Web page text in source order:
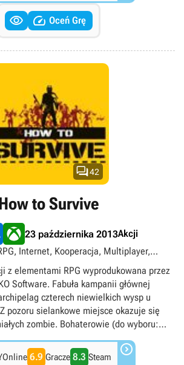
oraz rozwijanie drzewka umiejętności
została ponownie w widoku
częścią przygody pozostała
W porównaniu do pierwowzoru, w
tryb wieloosobowy, pozwalający na
przez max. 16 graczy, bądź zabawę w
dla 4 osób.
  Oceń Grę
42
to Survive
23 października 2013Akcji
Internet, Kooperacja, Multiplayer,
Widok izometryczny, Zombie
z elementami RPG wyprodukowana przez
Software. Fabuła kampanii głównej
czterech niewielkich wysp u
pozoru sielankowe miejsce okazuje się
zombie. Bohaterowie (do wyboru:
muszą wykazać się determinacją i
w skrajnie nieprzyjaznym
6.9 Gracze 8.3 Steam 